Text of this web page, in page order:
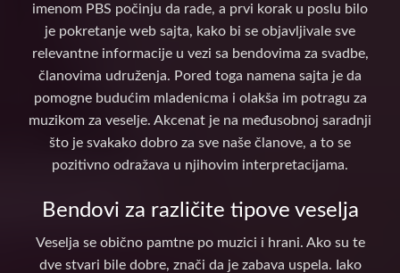
imenom PBS počinju da rade, a prvi korak u poslu bilo
je pokretanje web sajta, kako bi se objavljivale sve
relevantne informacije u vezi sa bendovima za svadbe,
članovima udruženja. Pored toga namena sajta je da
pomogne budućim mladenicma i olakša im potragu za
muzikom za veselje. Akcenat je na međusobnoj saradnji
što je svakako dobro za sve naše članove, a to se
pozitivno odražava u njihovim interpretacijama.
Bendovi za različite tipove veselja
Veselja se obično pamtne po muzici i hrani. Ako su te
dve stvari bile dobre, znači da je zabava uspela. Iako